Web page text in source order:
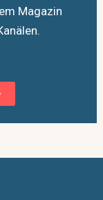
Magazin